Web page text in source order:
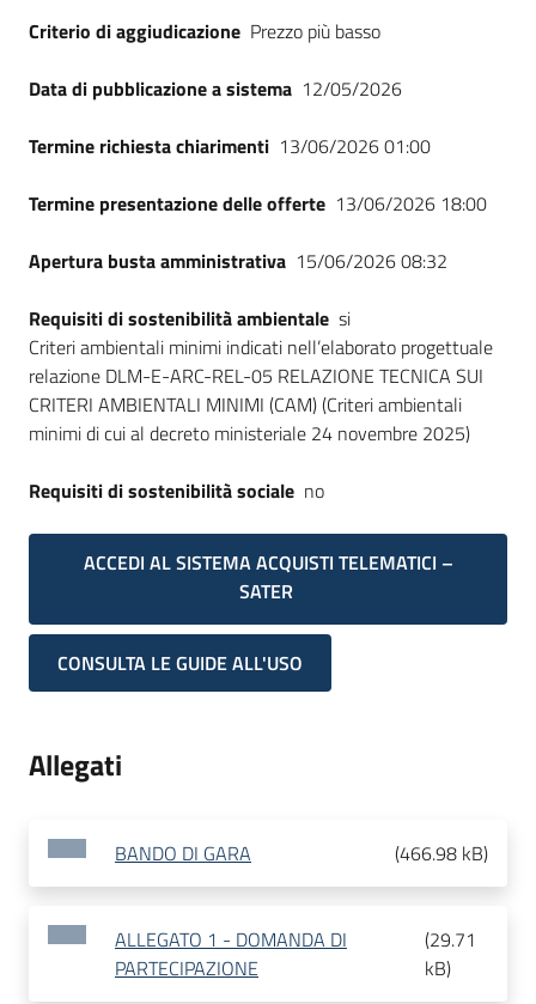
Criterio di aggiudicazione Prezzo più basso
Data di pubblicazione a sistema 12/05/2026
Termine richiesta chiarimenti 13/06/2026 01:00
Termine presentazione delle offerte 13/06/2026 18:00
Apertura busta amministrativa 15/06/2026 08:32
Requisiti di sostenibilità ambientale si
Criteri ambientali minimi indicati nell’elaborato progettuale
relazione DLM-E-ARC-REL-05 RELAZIONE TECNICA SUI
CRITERI AMBIENTALI MINIMI (CAM) (Criteri ambientali
minimi di cui al decreto ministeriale 24 novembre 2025)
Requisiti di sostenibilità sociale no
ACCEDI AL SISTEMA ACQUISTI TELEMATICI –
SATER
CONSULTA LE GUIDE ALL'USO
Allegati
BANDO DI GARA (466.98 kB)
ALLEGATO 1 - DOMANDA DI
PARTECIPAZIONE
(29.71
kB)